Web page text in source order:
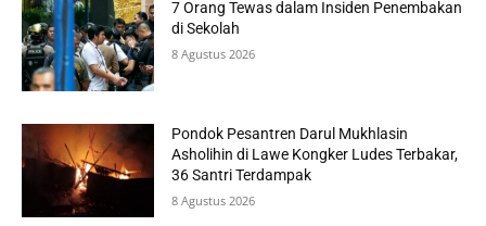
7 Orang Tewas dalam Insiden Penembakan
di Sekolah
8 Agustus 2026
Pondok Pesantren Darul Mukhlasin
Asholihin di Lawe Kongker Ludes Terbakar,
36 Santri Terdampak
8 Agustus 2026